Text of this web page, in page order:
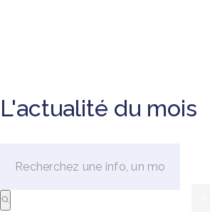
L'actualité du mois